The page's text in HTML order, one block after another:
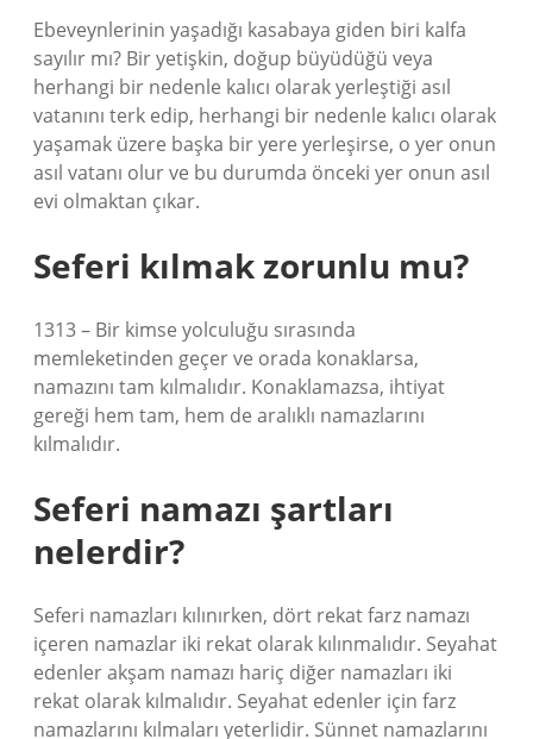
Ebeveynlerinin yaşadığı kasabaya giden biri kalfa
sayılır mı? Bir yetişkin, doğup büyüdüğü veya
herhangi bir nedenle kalıcı olarak yerleştiği asıl
vatanını terk edip, herhangi bir nedenle kalıcı olarak
yaşamak üzere başka bir yere yerleşirse, o yer onun
asıl vatanı olur ve bu durumda önceki yer onun asıl
evi olmaktan çıkar.
Seferi kılmak zorunlu mu?
1313 – Bir kimse yolculuğu sırasında
memleketinden geçer ve orada konaklarsa,
namazını tam kılmalıdır. Konaklamazsa, ihtiyat
gereği hem tam, hem de aralıklı namazlarını
kılmalıdır.
Seferi namazı şartları
nelerdir?
Seferi namazları kılınırken, dört rekat farz namazı
içeren namazlar iki rekat olarak kılınmalıdır. Seyahat
edenler akşam namazı hariç diğer namazları iki
rekat olarak kılmalıdır. Seyahat edenler için farz
namazlarını kılmaları yeterlidir. Sünnet namazlarını